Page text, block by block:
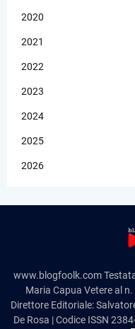
2020
2021
2022
2023
2024
2025
2026
www.blogfoolk.com
Maria Capua Vetere al
Direttore Editoriale:
De Rosa | Codice ISSN